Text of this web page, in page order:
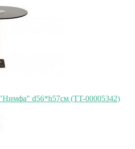
d56*h57см (TT-00005342)